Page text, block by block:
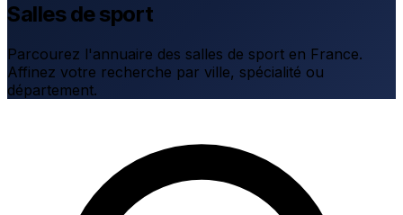
Salles de sport
Parcourez l'annuaire des salles de sport en France.
Affinez votre recherche par ville, spécialité ou
département.